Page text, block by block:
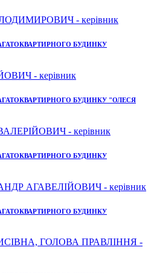
- керівник
БУДИНКУ
- керівник
БУДИНКУ "ОЛЕСЯ
- керівник
БУДИНКУ
АГАВЕЛІЙОВИЧ - керівник
БУДИНКУ
ГОЛОВА ПРАВЛІННЯ -